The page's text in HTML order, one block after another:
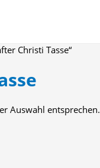
Christi Tasse“
Auswahl entsprechen.